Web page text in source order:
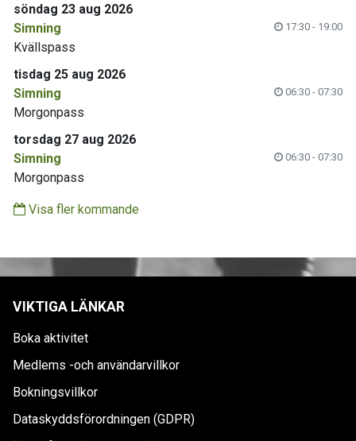
söndag 23 aug 2026
Simning
17:30 - 19:00
Kvällspass
tisdag 25 aug 2026
Simning
06:30 - 07:30
Morgonpass
torsdag 27 aug 2026
Simning
06:30 - 07:30
Morgonpass
Visa fler kommande
VIKTIGA LÄNKAR
Boka aktivitet
Medlems -och användarvillkor
Bokningsvillkor
Dataskyddsförordningen (GDPR)